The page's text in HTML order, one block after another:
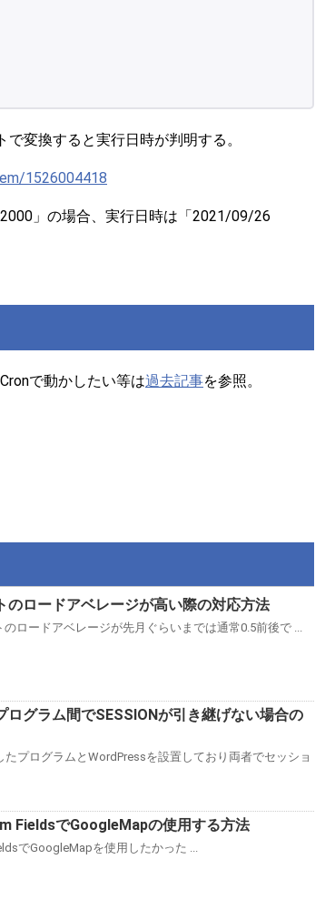
変換すると実行日時が判明する。
1526004418
」の場合、実行日時は「2021/09/26
で動かしたい等は過去記事を参照。
ロードアベレージが高い際の対応方法
ロードアベレージが先月ぐらいまでは通常0.5前後で ...
グラム間でSESSIONが引き継げない場合の
たプログラムとWordPressを設置しており両者でセッショ
FieldsでGoogleMapの使用する方法
でGoogleMapを使用したかった ...